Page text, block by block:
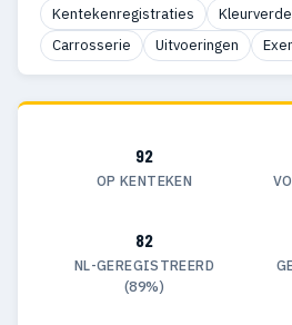
Kentekenregistraties
Carrosserie
Uitvoeringen
92
OP KENTEKEN
82
NL-GEREGISTREERD
(89%)